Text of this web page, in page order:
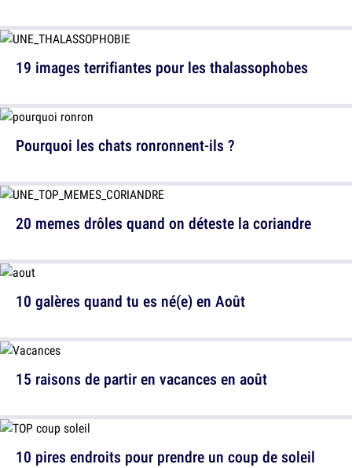
Pourquoi les chats ronronnent-ils ?
10 galères quand tu es né(e) en Août
10 pires endroits pour prendre un coup de soleil
19 images terrifiantes pour les thalassophobes
20 memes drôles quand on déteste la coriandre
15 raisons de partir en vacances en août